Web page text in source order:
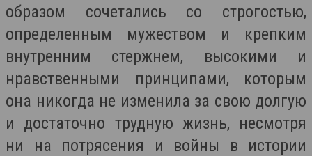
образом сочетались со строгостью,
определенным мужеством и крепким
внутренним стержнем, высокими и
нравственными принципами, которым
она никогда не изменила за свою долгую
и достаточно трудную жизнь, несмотря
ни на потрясения и войны в истории